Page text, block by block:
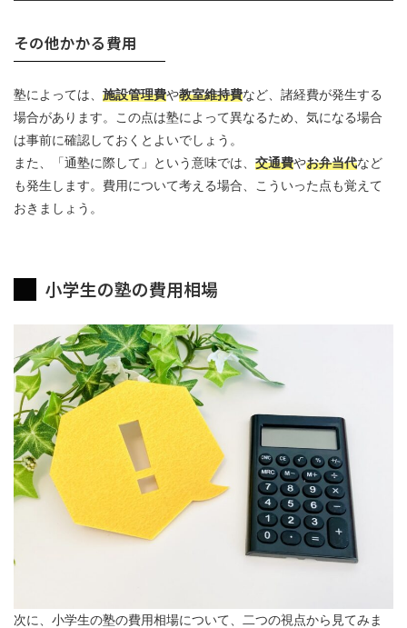
その他かかる費用
塾によっては、 施設管理費や教室維持費など、諸経費が発生する
場合があります。この点は塾によって異なるため、気になる場合
は事前に確認しておくとよいでしょう。
また、「通塾に際して」という意味では、 交通費やお弁当代など
も発生します。費用について考える場合、こういった点も覚えて
おきましょう。
小学生の塾の費用相場
次に、小学生の塾の費用相場について、二つの視点から見てみま